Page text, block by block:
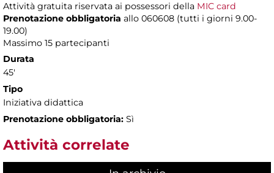
Attività gratuita riservata ai possessori della MIC card
Prenotazione obbligatoria allo 060608 (tutti i giorni 9.00-
19.00)
Massimo 15 partecipanti
Durata
45'
Tipo
Iniziativa didattica
Prenotazione obbligatoria: Sì
Attività correlate